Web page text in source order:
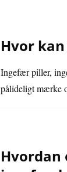
Hvor
Ingefær piller,
pålideligt mærke